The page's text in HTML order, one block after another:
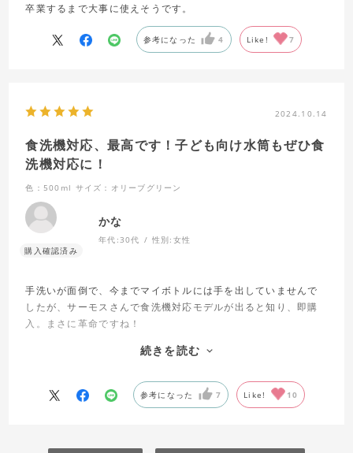
卒業するまで大事に使えそうです。
参考になった 4 Like! 7
2024.10.14
食洗機対応、最高です！子ども向け水筒もぜひ食
洗機対応に！
色：500ml サイズ：オリーブグリーン
かな
年代: 30代 性別: 女性
手洗いが面倒で、今までマイボトルには手を出していませんで
したが、サーモスさんで食洗機対応モデルが出ると知り、即購
入。まさに革命ですね！
けられます。(ペットボトル飲料の購入頻度が減り、かなり節約
3才子どもがいるのですが、子ども用水筒も食洗機対応モデルを
続きを読む
参考になった 7 Like! 10